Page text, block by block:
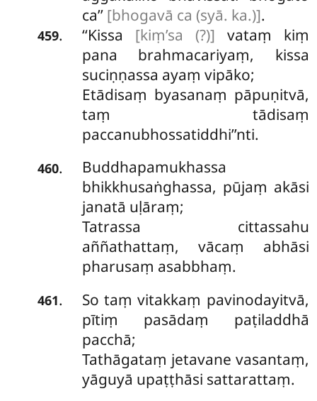
ca’’ [bhogavā ca (syā. ka.)].
459. ‘‘Kissa [kiṃ’sa (?)] vataṃ kiṃ
pana brahmacariyaṃ, kissa
suciṇṇassa ayaṃ vipāko;
Etādisaṃ byasanaṃ pāpuṇitvā,
taṃ tādisaṃ
paccanubhossatiddhi’’nti.
460.
Buddhapamukhassa
bhikkhusaṅghassa, pūjaṃ akāsi
janatā uḷāraṃ;
Tatrassa cittassahu
aññathattaṃ, vācaṃ abhāsi
pharusaṃ asabbhaṃ.
461.
So taṃ vitakkaṃ pavinodayitvā,
pītiṃ pasādaṃ paṭiladdhā
pacchā;
Tathāgataṃ jetavane vasantaṃ,
yāguyā upaṭṭhāsi sattarattaṃ.